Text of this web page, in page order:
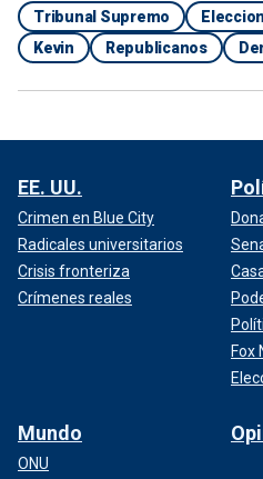
Tribunal Supremo
Kevin
Republicanos
EE. UU.
Crimen en Blue City
Radicales universitarios
Crisis fronteriza
Crímenes reales
Fox
Mundo
ONU